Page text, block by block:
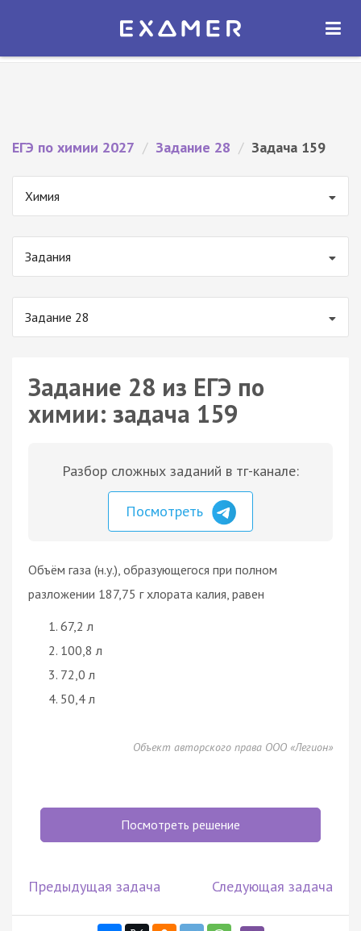
Экзамер — ЕГЭ 2027
ОТКРЫТЬ
ЕГЭ по химии 2027 / Задание 28 / Задача 159
Химия
Задания
Задание 28
Задание 28 из ЕГЭ по
химии: задача 159
Разбор сложных заданий в тг-канале:
Посмотреть
Объём газа (н.у.), образующегося при полном
разложении 187,75 г хлората калия, равен
67,2 л
100,8 л
72,0 л
50,4 л
Объект авторского права ООО «Легион»
Посмотреть решение
Предыдущая задача Следующая задача